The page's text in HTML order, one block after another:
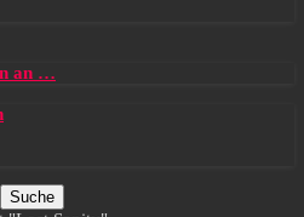
an …
Suche